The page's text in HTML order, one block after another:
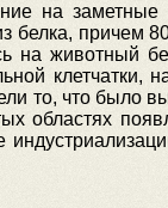
на
причем
на животный
клетчатки,
то, что было
областях